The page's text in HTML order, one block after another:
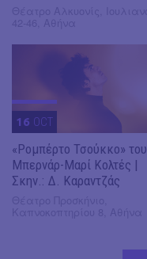
16 OCT
«Ρομπέρτο Τσούκκο» του
Μπερνάρ-Μαρί Κολτές |
Σκην.: Δ. Καραντζάς